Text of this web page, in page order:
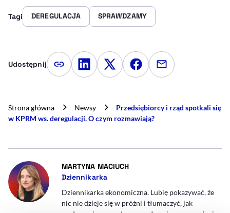
Tagi DEREGULACJA SPRAWDZAMY
Udostępnij Kopiuj link artykułu
Udostępnij na LinkedIn
Udostępnij na Twitterze
Udostępnij na
Udostępnij
Strona główna Newsy
Przedsiębiorcy i rząd spotkali się
w KPRM ws. deregulacji. O czym rozmawiają?
MARTYNA MACIUCH- AUTOR ARTYKUŁU - PROFIL
Dziennikarka
Dziennikarka ekonomiczna. Lubię pokazywać, że
nic nie dzieje się w próżni i tłumaczyć, jak